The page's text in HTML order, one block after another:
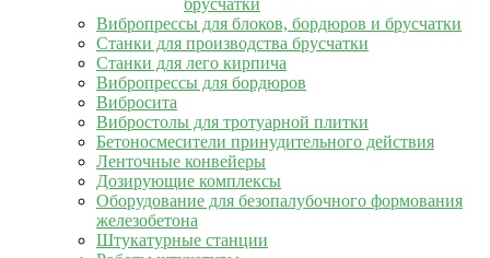
брусчатки
Вибропрессы для блоков, бордюров и брусчатки
Станки для производства брусчатки
Станки для лего кирпича
Вибропрессы для бордюров
Вибросита
Вибростолы для тротуарной плитки
Бетоносмесители принудительного действия
Ленточные конвейеры
Дозирующие комплексы
Оборудование для безопалубочного формования
железобетона
Штукатурные станции